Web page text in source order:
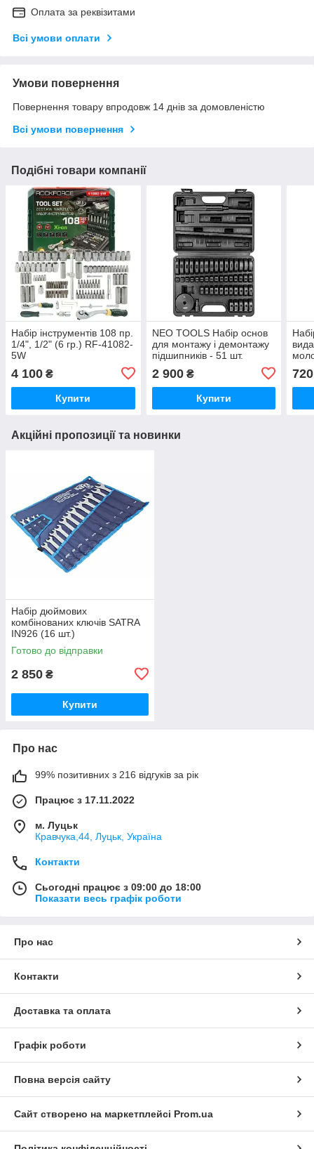
Оплата за реквізитами
Всі умови оплати
Умови повернення
Повернення товару впродовж 14 днів за домовленістю
Всі умови повернення
Подібні товари компанії
Набір інструментів 108 пр.
1/4", 1/2" (6 гр.) RF-41082-
5W
4 100 ₴
Купити
NEO TOOLS Набір основ
для монтажу і демонтажу
підшипників - 51 шт.
2 900₴
Купити
720
Акційні пропозиції та новинки
Набір дюймових
комбінованих ключів SATRA
IN926 (16 шт.)
Готово до відправки
2 850 ₴
Купити
Про нас
99% позитивних з 216 відгуків за рік
Працює з 17.11.2022
м. Луцьк
Кравчука,44, Луцьк, Україна
Контакти
Сьогодні працює з 09:00 до 18:00
Показати весь графік роботи
Про нас
Контакти
Доставка та оплата
Графік роботи
Повна версія сайту
Сайт створено на маркетплейсі Prom.ua